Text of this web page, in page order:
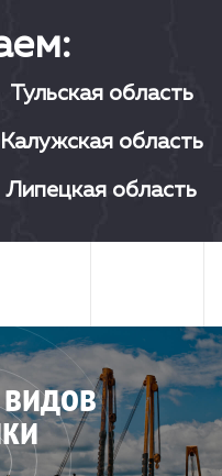
Тульская область
Калужская область
Липецкая область